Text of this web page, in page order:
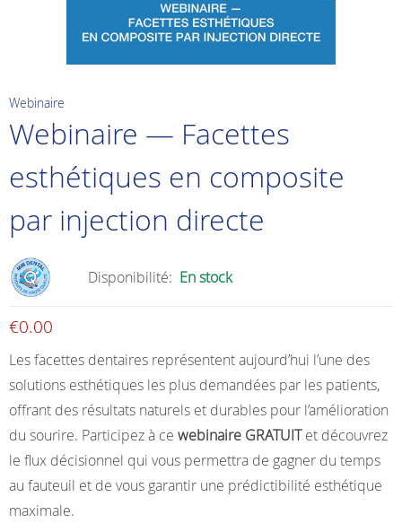
Webinaire
Webinaire — Facettes
esthétiques en composite
par injection directe
Disponibilité: En stock
€0.00
Les facettes dentaires représentent aujourd’hui l’une des
solutions esthétiques les plus demandées par les patients,
offrant des résultats naturels et durables pour l’amélioration
du sourire. Participez à ce webinaire GRATUITet découvrez
le flux décisionnel qui vous permettra de gagner du temps
au fauteuil et de vous garantir une prédictibilité esthétique
maximale.